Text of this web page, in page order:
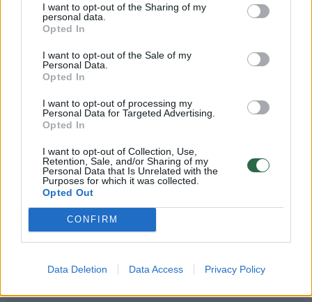
I want to opt-out of the Sharing of my
personal data.
Opted In
I want to opt-out of the Sale of my
Personal Data.
Opted In
I want to opt-out of processing my
Personal Data for Targeted Advertising.
Opted In
I want to opt-out of Collection, Use,
Retention, Sale, and/or Sharing of my
Personal Data that Is Unrelated with the
Purposes for which it was collected.
Opted Out
CONFIRM
Data Deletion Data Access Privacy Policy
Aplankius Kybartus, Virbalį bei Vilkaviškį tapo
aišku – nuomonių čia esti įvairiausio plauko.
Norite skaityti toliau?
Prisijunkite prie mūsų bendruomenės ir tapkite
prenumeratoriumi
Vos nuo 1 Eur / mėn.